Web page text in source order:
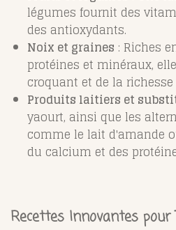
légumes fournit des
des antioxydants.
Noix et graines : Riches
protéines et minéraux,
croquant et de la
Produits laitiers et
yaourt, ainsi que les
comme le lait d'amande
du calcium et des
Recettes Innovantes